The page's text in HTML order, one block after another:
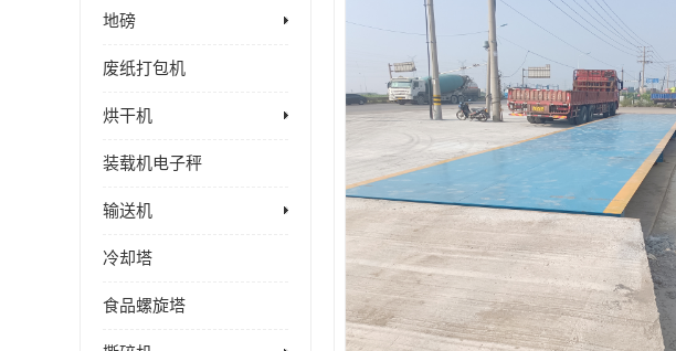
地磅
废纸打包机
烘干机
装载机电子秤
输送机
冷却塔
食品螺旋塔